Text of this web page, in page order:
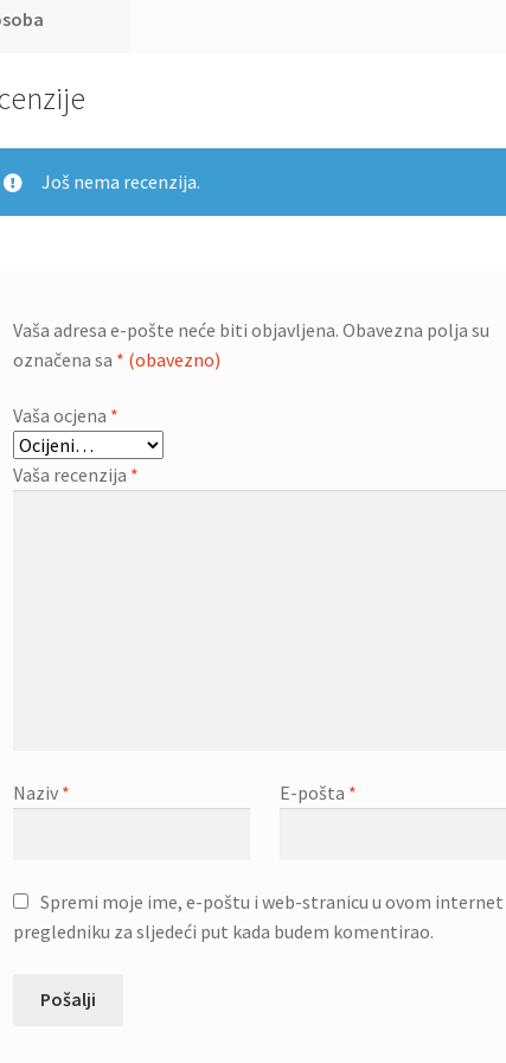
Još nema recenzija.
Vaša adresa e-pošte neće biti objavljena. Obavezna polja su
označena sa * (obavezno)
Vaša ocjena *
Vaša recenzija *
Naziv * E-pošta *
Spremi moje ime, e-poštu i web-stranicu u ovom internet
pregledniku za sljedeći put kada budem komentirao.